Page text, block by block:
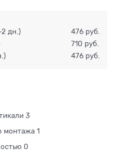
2 дн.)
476 руб.
710 руб.
476 руб.
3
монтажа 1
0